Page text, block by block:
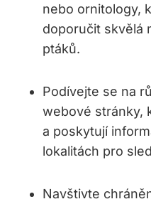
nebo ornitology,
doporučit skvělá
ptáků.
Podívejte se na
webové stránky,
a poskytují
lokalitách pro
Navštivte